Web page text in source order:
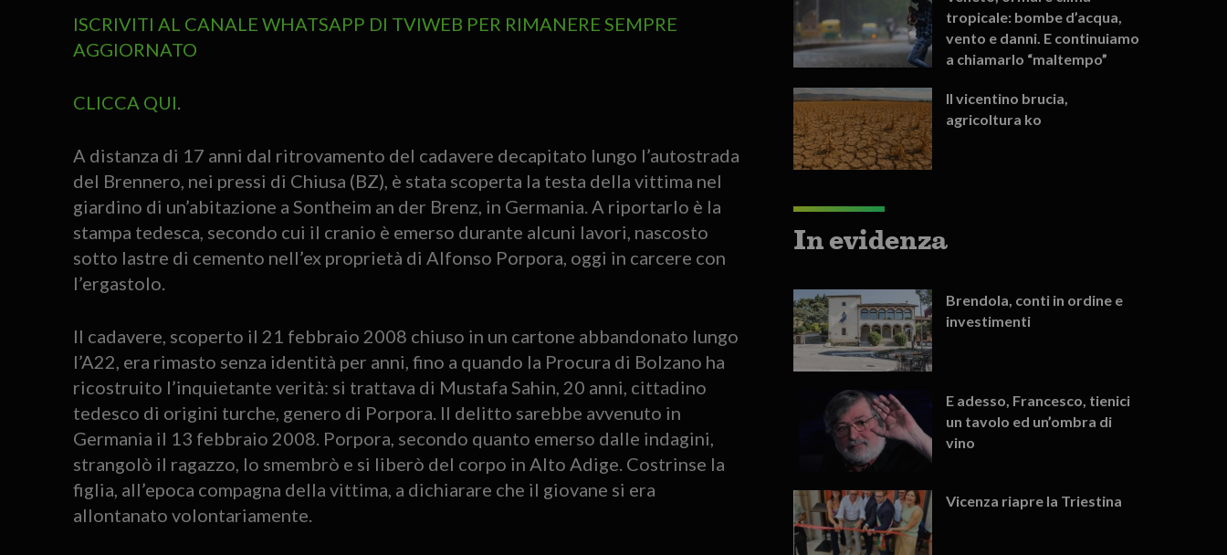
ISCRIVITI AL CANALE WHATSAPP DI TVIWEB PER RIMANERE SEMPRE
AGGIORNATO
CLICCA QUI
A distanza di 17 anni dal ritrovamento del cadavere decapitato lungo l’autostrada
del Brennero, nei pressi di Chiusa (BZ), è stata scoperta la testa della vittima nel
giardino di un’abitazione a Sontheim an der Brenz, in Germania. A riportarlo è la
stampa tedesca, secondo cui il cranio è emerso durante alcuni lavori, nascosto
sotto lastre di cemento nell’ex proprietà di Alfonso Porpora, oggi in carcere con
l’ergastolo.
Il cadavere, scoperto il 21 febbraio 2008 chiuso in un cartone abbandonato lungo
l’A22, era rimasto senza identità per anni, fino a quando la Procura di Bolzano ha
ricostruito l’inquietante verità: si trattava di Mustafa Sahin, 20 anni, cittadino
tedesco di origini turche, genero di Porpora. Il delitto sarebbe avvenuto in
Germania il 13 febbraio 2008. Porpora, secondo quanto emerso dalle indagini,
strangolò il ragazzo, lo smembrò e si liberò del corpo in Alto Adige. Costrinse la
figlia, all’epoca compagna della vittima, a dichiarare che il giovane si era
allontanato volontariamente.
tropicale: bombe d’acqua,
vento e danni. E continuiamo
a chiamarlo “maltempo”
Il vicentino brucia,
agricoltura ko
In evidenza
Brendola, conti in ordine e
investimenti
E adesso, Francesco, tienici
un tavolo ed un’ombra di
vino
Vicenza riapre la Triestina